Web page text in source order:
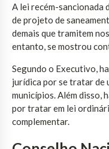
A lei recém-sancionada
de projeto de
demais que tramitem
entanto, se mostrou
Segundo o Executivo,
jurídica por se tratar de
municípios. Além disso,
por tratar em lei
complementar.